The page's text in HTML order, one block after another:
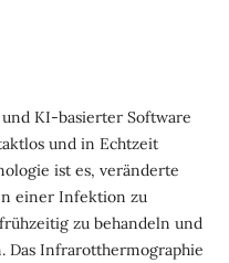
KI-basierter Software
und in Echtzeit
ist es, veränderte
einer Infektion zu
zu behandeln und
Infrarotthermographie